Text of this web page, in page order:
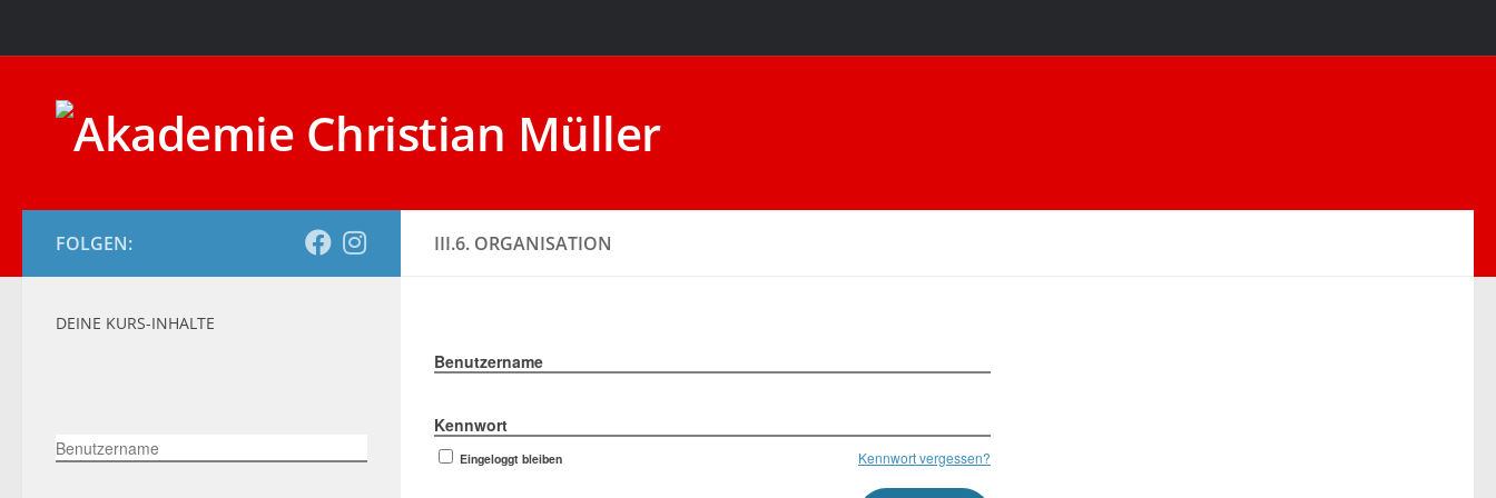
III.6. ORGANISATION
Benutzername
Kennwort
Eingeloggt bleiben Kennwort vergessen?
FOLGEN:
DEINE KURS-INHALTE
Benutzername